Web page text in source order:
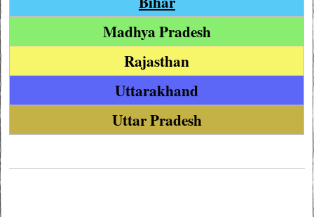
Madhya Pradesh
Rajasthan
Uttarakhand
Uttar Pradesh